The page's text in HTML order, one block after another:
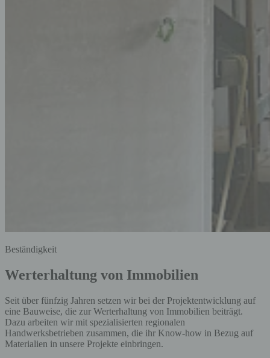
Beständigkeit
Werterhaltung von Immobilien
Seit über fünfzig Jahren setzen wir bei der Projektentwicklung auf
eine Bauweise, die zur Werterhaltung von Immobilien beiträgt.
Dazu arbeiten wir mit spezialisierten regionalen
Handwerksbetrieben zusammen, die ihr Know-how in Bezug auf
Materialien in unsere Projekte einbringen.